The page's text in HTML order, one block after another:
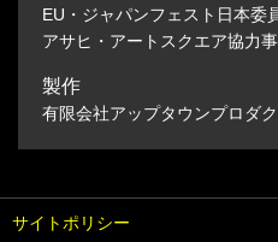
EU・ジャパンフェスト日本委
アサヒ・アートスクエア協力
製作
有限会社アップタウンプロダ
サイトポリシー